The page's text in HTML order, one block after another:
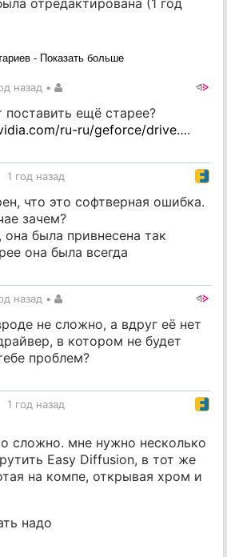
отредактирована (1 год
- Показать больше
назад •
поставить ещё старее?
ru-ru/geforce/drive….
1 год назад
что это софтверная ошибка.
зачем?
была привнесена так
она была всегда
назад •
не сложно, а вдруг её нет
в котором не будет
проблем?
1 год назад
сложно. мне нужно несколько
Easy Diffusion, в тот же
на компе, открывая хром и
надо